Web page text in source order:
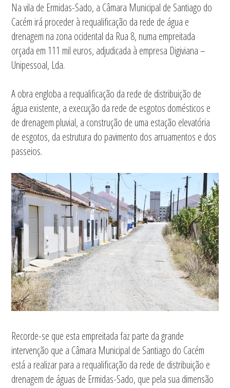
Na vila de Ermidas-Sado, a Câmara Municipal de Santiago do
Cacém irá proceder à requalificação da rede de água e
drenagem na zona ocidental da Rua 8, numa empreitada
orçada em 111 mil euros, adjudicada à empresa Digiviana –
Unipessoal, Lda.
A obra engloba a requalificação da rede de distribuição de
água existente, a execução da rede de esgotos domésticos e
de drenagem pluvial, a construção de uma estação elevatória
de esgotos, da estrutura do pavimento dos arruamentos e dos
passeios.
Recorde-se que esta empreitada faz parte da grande
intervenção que a Câmara Municipal de Santiago do Cacém
está a realizar para a requalificação da rede de distribuição e
drenagem de águas de Ermidas-Sado, que pela sua dimensão